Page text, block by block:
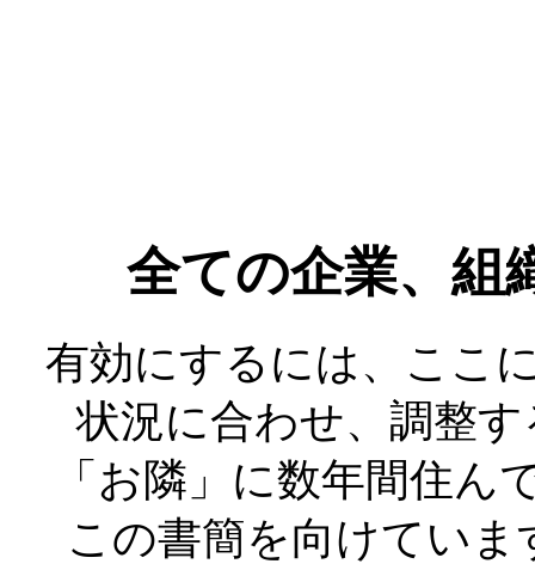
全ての企業、組
有効にするには、ここ
状況に合わせ、調整
「お隣」に数年間住
この書簡を向けてい